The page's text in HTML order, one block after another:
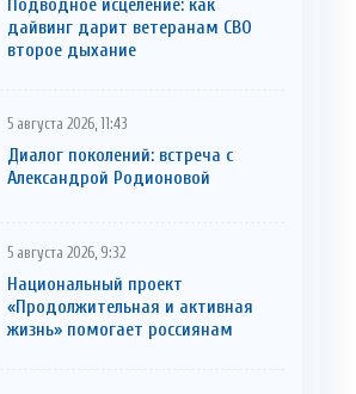
Подводное исцеление: как
дайвинг дарит ветеранам СВО
второе дыхание
5 августа 2026, 11:43
Диалог поколений: встреча с
Александрой Родионовой
5 августа 2026, 9:32
Национальный проект
«Продолжительная и активная
жизнь» помогает россиянам